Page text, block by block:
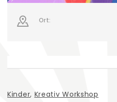
Ort:
Kinder, Kreativ Workshop